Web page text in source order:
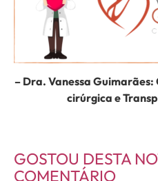
– Dra. Vanessa
cirúrgica e
GOSTOU DESTA
COMENTÁRIO